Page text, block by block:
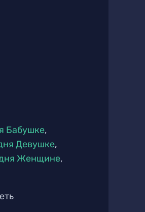
Бабушке,
Девушке,
Женщине,